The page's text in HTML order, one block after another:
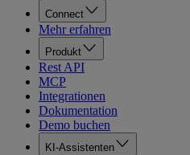
Connect
Mehr erfahren
Produkt
Rest API
MCP
Integrationen
Dokumentation
Demo buchen
KI-Assistenten